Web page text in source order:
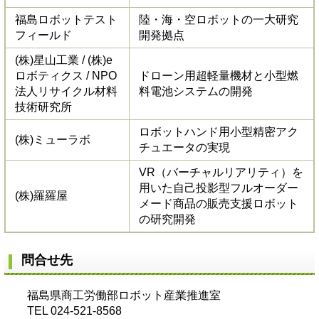
福島ロボットテスト
フィールド
陸・海・空ロボットの一大研究
開発拠点
(株)星山工業 / (株)e
ロボティクス / NPO
法人リサイクル材料
技術研究所
ドローン用超軽量機材と小型燃
料電池システムの開発
(株)ミューラボ
ロボットハンド用小型精密アク
チュエータの実現
(株)羅羅屋
VR（バーチャルリアリティ）を
用いた自己投影型フルオーダー
メード商品の販売支援ロボット
の研究開発
問合せ先
福島県商工労働部ロボット産業推進室
TEL 024-521-8568